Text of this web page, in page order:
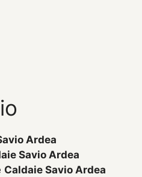
Ardea
Savio Ardea
Caldaie Savio Ardea